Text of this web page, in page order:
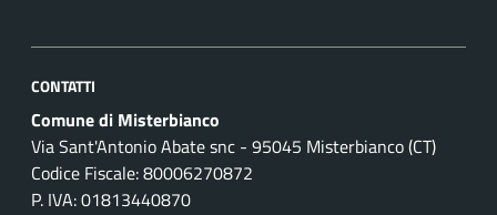
CONTATTI
Comune di Misterbianco
Via Sant'Antonio Abate snc - 95045 Misterbianco (CT)
Codice Fiscale: 80006270872
P. IVA: 01813440870